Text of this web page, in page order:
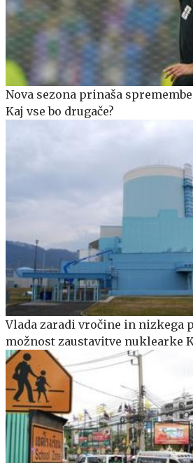
Nova sezona prinaša
Kaj vse bo drugače?
Vlada zaradi vročine in nizkega
možnost zaustavitve nuklearke